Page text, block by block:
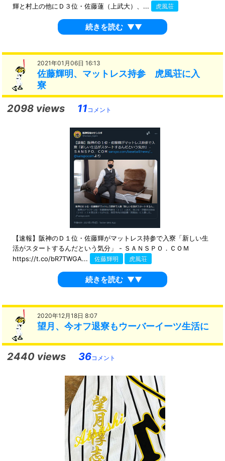
輝と村上の他にＤ３位・佐藤蓮（上武大）、...
虎風荘
続きを読む ▼▼
2021年01月06日 16:13
佐藤輝明、マットレス持参 虎風荘に入
寮
2098 views 11 コメント
【速報】阪神のＤ１位・佐藤輝がマットレス持参で入寮「新しい生
活がスタートするんだという気分」 - ＳＡＮＳＰＯ．ＣＯＭ
https://t.co/bR7TWGA...
佐藤輝明 虎風荘
続きを読む ▼▼
2020年12月18日 8:07
望月、今オフ退寮もウーバーイーツ生活に
2440 views 36コメント